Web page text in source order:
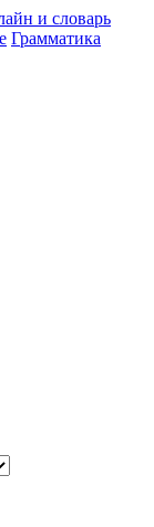
Грамматика